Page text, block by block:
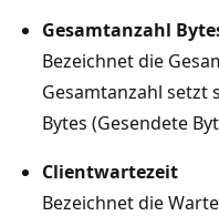
Gesamtanzahl
Bezeichnet die
Gesamtanzahl setzt
Bytes (Gesendete
Clientwartezeit
Bezeichnet die